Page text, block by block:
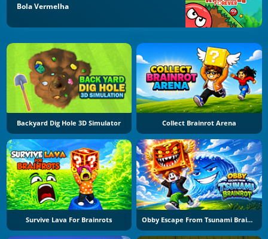
Bola Vermelha
Backyard Dig Hole 3D Simulator Collect Brainrot Arena
Survive Lava For Brainrots Obby Escape From Tsunami Brainrot